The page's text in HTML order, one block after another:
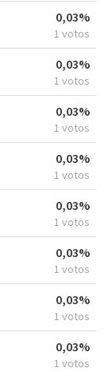
0,03%
1 votos
0,03%
1 votos
0,03%
1 votos
0,03%
1 votos
0,03%
1 votos
0,03%
1 votos
0,03%
1 votos
0,03%
1 votos